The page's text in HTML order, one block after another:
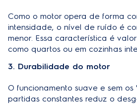
Como o motor opera de forma
intensidade, o nível de ruído é
menor. Essa característica é
como quartos ou em cozinhas
3. Durabilidade do motor
O funcionamento suave e sem os
partidas constantes reduz o